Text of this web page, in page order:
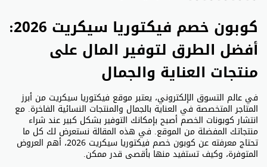
كوبون خصم فيكتوريا سيكريت 2026:
أفضل الطرق لتوفير المال على
منتجات العناية والجمال
في عالم التسوق الإلكتروني، يعتبر موقع فيكتوريا سيكريت من أبرز
المتاجر المتخصصة في العناية بالجمال والمنتجات النسائية الفاخرة. مع
انتشار كوبونات الخصم أصبح بإمكانك التوفير بشكل كبير عند شراء
منتجاتك المفضلة من الموقع. في هذه المقالة نستعرض لك كل ما
تحتاج معرفته عن كوبون خصم فيكتوريا سيكريت 2026، أهم العروض
المتوفرة، وكيف تستفيد منها بأقصى قدر ممكن.